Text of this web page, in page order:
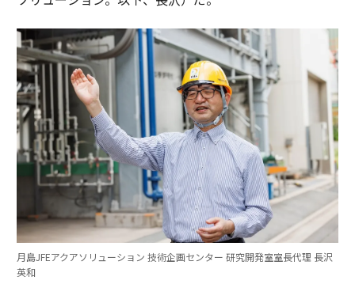
月島JFEアクアソリューション 技術企画センター 研究開発室室長代理 長沢
英和